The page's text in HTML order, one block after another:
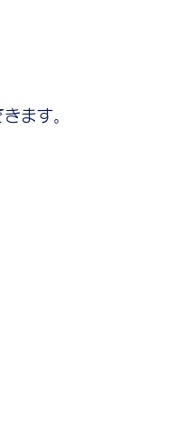
ます。